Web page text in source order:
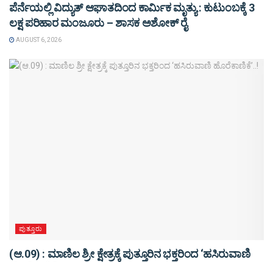
ಪೆರ್ನೆಯಲ್ಲಿ ವಿದ್ಯುತ್ ಆಘಾತದಿಂದ ಕಾರ್ಮಿಕ ಮೃತ್ಯು : ಕುಟುಂಬಕ್ಕೆ 3
ಲಕ್ಷ ಪರಿಹಾರ ಮಂಜೂರು – ಶಾಸಕ ಅಶೋಕ್ ರೈ
AUGUST 6, 2026
ಪುತ್ತೂರು
(ಆ.09) : ಮಾಣಿಲ ಶ್ರೀ ಕ್ಷೇತ್ರಕ್ಕೆ ಪುತ್ತೂರಿನ ಭಕ್ತರಿಂದ ‘ಹಸಿರುವಾಣಿ